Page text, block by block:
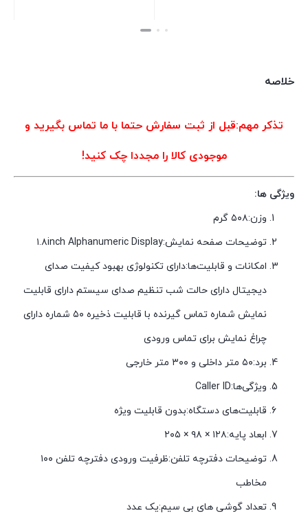
بستن
خلاصه
تذکر مهم:قبل از ثبت سفارش حتما با ما تماس بگیرید و
موجودی کالا را مجددا چک کنید!
ویژگی ها:
وزن:۵۰۸ گرم
توضیحات صفحه نمایش:۱.۸inch Alphanumeric Display
امکانات و قابلیت‌ها:دارای تکنولوژی بهبود کیفیت صدای
دیجیتال دارای حالت شب تنظیم صدای سیستم دارای قابلیت
نمایش شماره تماس گیرنده با قابلیت ذخیره ۵۰ شماره دارای
چراغ نمایش برای تماس ورودی
برد:۵۰ متر داخلی و ۳۰۰ متر خارجی
ویژگی‌ها:Caller ID
قابلیت‌های دستگاه:بدون قابلیت ویژه
ابعاد پایه:۱۲۸ × ۹۸ × ۲۰۵
توضیحات دفترچه تلفن:ظرفیت ورودی دفترچه تلفن ۱۰۰
مخاطب
تعداد گوشی های بی سیم:یک عدد